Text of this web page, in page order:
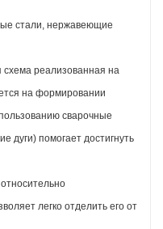
стали, нержавеющие
схема реализованная на
на формировании
сварочные
дуги) помогает достигнуть
легко отделить его от